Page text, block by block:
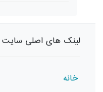
لینک های اصلی سایت
خانه